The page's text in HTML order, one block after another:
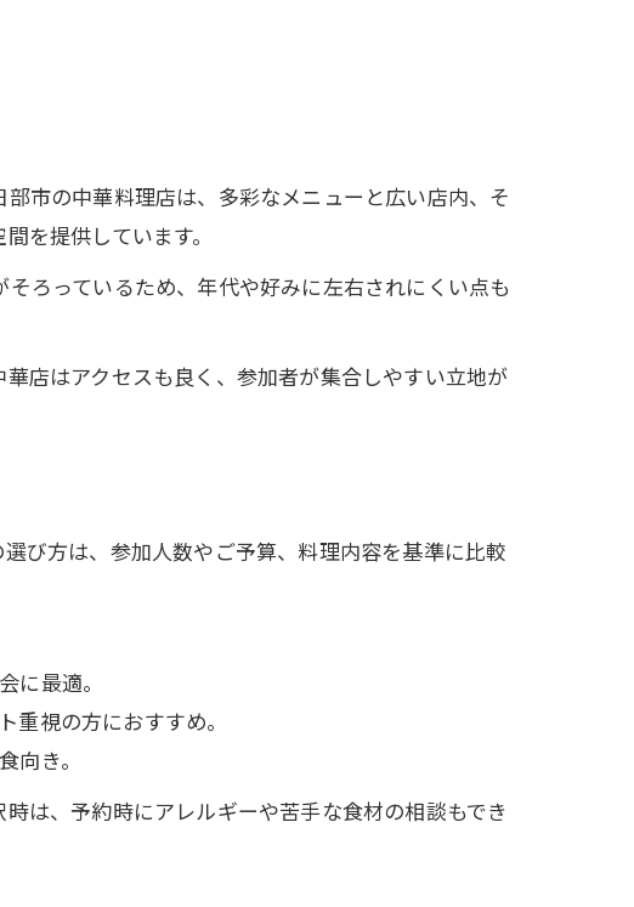
市の中華料理店は、多彩なメニューと広い店内、そ
を提供しています。
ろっているため、年代や好みに左右されにくい点も
店はアクセスも良く、参加者が集合しやすい立地が
び方は、参加人数やご予算、料理内容を基準に比較
に最適。
視の方におすすめ。
向き。
は、予約時にアレルギーや苦手な食材の相談もでき